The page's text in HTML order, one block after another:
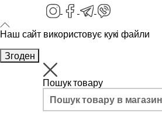
Наш сайт використовує кукі файли
Згоден
Пошук товару